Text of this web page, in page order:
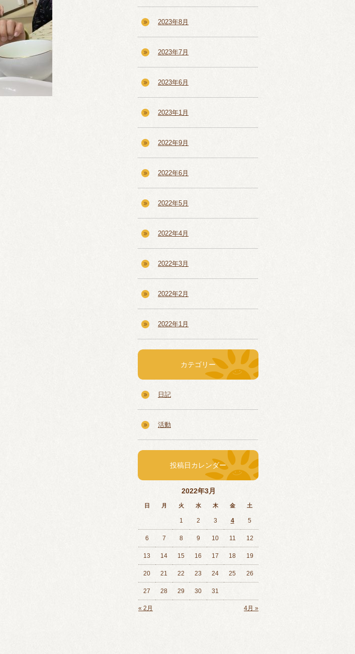
2023年8月
2023年7月
2023年6月
2023年1月
2022年9月
2022年6月
2022年5月
2022年4月
2022年3月
2022年2月
2022年1月
カテゴリー
日記
活動
投稿日カレンダー
2022年3月
日 月 火 水 木 金 土
« 2月 4月 »
1 2 3 4 5
6 7 8 9 10 11 12
13 14 15 16 17 18 19
20 21 22 23 24 25 26
27 28 29 30 31